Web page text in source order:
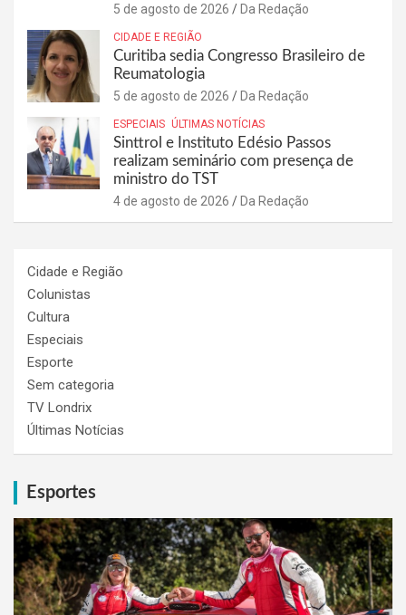
5 de agosto de 2026 Da Redação
CIDADE E REGIÃO
Curitiba sedia Congresso Brasileiro de
Reumatologia
5 de agosto de 2026 Da Redação
ESPECIAIS ÚLTIMAS NOTÍCIAS
Sinttrol e Instituto Edésio Passos
realizam seminário com presença de
ministro do TST
4 de agosto de 2026 Da Redação
Cidade e Região
Colunistas
Cultura
Especiais
Esporte
Sem categoria
TV Londrix
Últimas Notícias
Esportes